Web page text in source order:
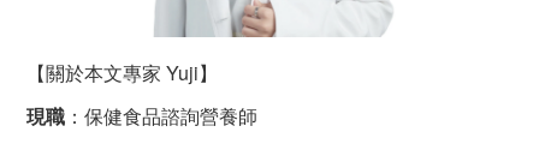
【關於本文專家 Yuji】
現職 ：保健食品諮詢營養師